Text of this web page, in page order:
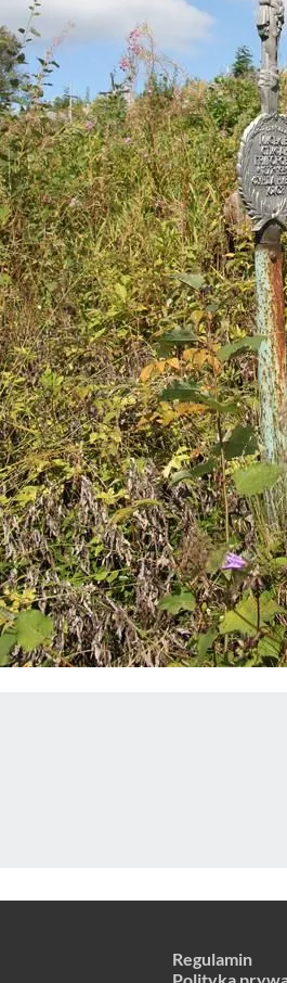
Regulamin